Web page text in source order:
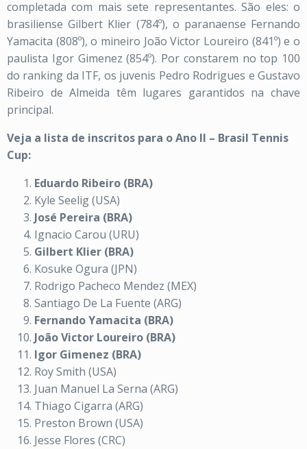
completada com mais sete representantes. São eles: o
brasiliense Gilbert Klier (784º), o paranaense Fernando
Yamacita (808º), o mineiro João Victor Loureiro (841º) e o
paulista Igor Gimenez (854º). Por constarem no top 100
do ranking da ITF, os juvenis Pedro Rodrigues e Gustavo
Ribeiro de Almeida têm lugares garantidos na chave
principal.
Veja a lista de inscritos para o Ano II – Brasil Tennis
Cup:
Eduardo Ribeiro (BRA)
Kyle Seelig (USA)
José Pereira (BRA)
Ignacio Carou (URU)
Gilbert Klier (BRA)
Kosuke Ogura (JPN)
Rodrigo Pacheco Mendez (MEX)
Santiago De La Fuente (ARG)
Fernando Yamacita (BRA)
João Victor Loureiro (BRA)
Igor Gimenez (BRA)
Roy Smith (USA)
Juan Manuel La Serna (ARG)
Thiago Cigarra (ARG)
Preston Brown (USA)
Jesse Flores (CRC)